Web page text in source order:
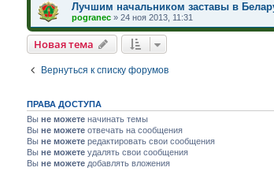
Лучшим начальником заставы в
pogranec» 24 ноя 2013, 11:31
Новая тема
Вернуться к списку форумов
ПРАВА ДОСТУПА
Вы не можетеначинать темы
Вы не можетеотвечать на сообщения
Вы не можетередактировать свои сообщения
Вы не можетеудалять свои сообщения
Вы не можетедобавлять вложения